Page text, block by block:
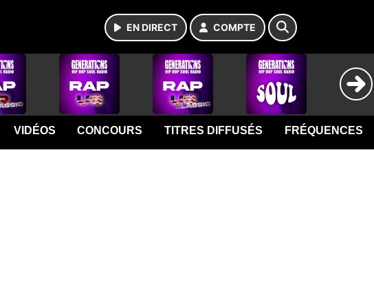
EN DIRECT COMPTE
VIDÉOS CONCOURS TITRES DIFFUSÉS FRÉQUENCES